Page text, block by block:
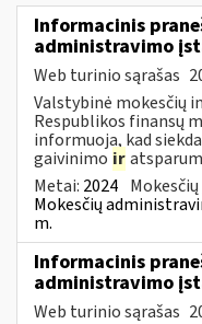
Informacinis
administravimo
Web turinio sąrašas
Valstybinė mokesčių
Respublikos finansų
informuoja, kad
gaivinimo ir
Metai: 2024
Mokesčių
m.
Informacinis
administravimo
Web turinio sąrašas